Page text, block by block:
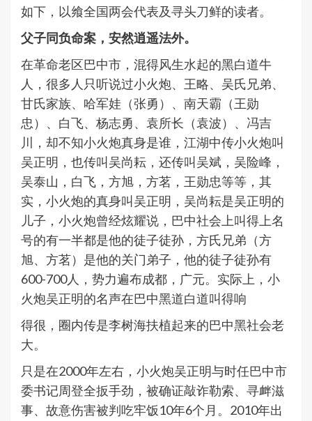
如下，以飨全国两会代表及寻头刀鲜的读者。
父子同负命案，安然逍遥法外。
在革命老区巴中市，混得风生水起的黑白道牛
人，很多人只听说过小火炮、王略、吴氏兄弟、
甘氏家族、哈军娃（张勇）、南天霸（王勋
忠）、白飞、杨志勇、袁所长（袁波）、冯吉
川，却不知小火炮真身是谁，江湖中传小火炮叫
吴正明，也传叫吴尚耘，还传叫吴斌，吴险峰，
吴泰山，白飞，方旭，方茗，王勋忠等等，其
实，小火炮的真身叫吴正明，吴尚耘是吴正明的
儿子，小火炮曾经炫耀说，巴中社会上叫得上名
号的有一半都是他的徒子徒孙，方氏兄弟（方
旭、方茗）是他的关门弟子，他的徒子徒孙有
600-700人，势力遍布成都，广元。实际上，小
火炮吴正明的名声在巴中黑道白道叫得响
得很，圈内传是李树海扶植起来的巴中黑社会老
大。
只是在2000年左右，小火炮吴正明与时任巴中市
委书记周登全扳手劲，被确证敲诈勒索、寻衅滋
事、故意伤害被判吃牢饭10年6个月。2010年出